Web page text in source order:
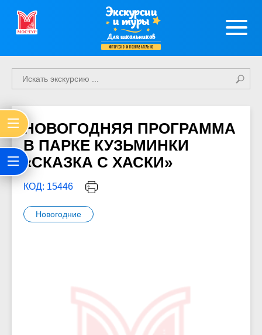
Экскурсии
и туры
Для школьников
интересно и познавательно
НОВОГОДНЯЯ ПРОГРАММА
В ПАРКЕ КУЗЬМИНКИ
«СКАЗКА С ХАСКИ»
КОД: 15446
Новогодние